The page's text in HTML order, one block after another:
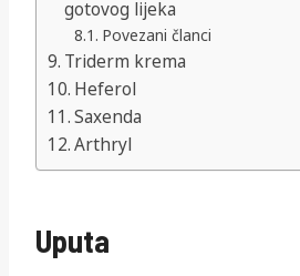
gotovog lijeka
Povezani članci
Triderm krema
Heferol
Saxenda
Arthryl
Uputa